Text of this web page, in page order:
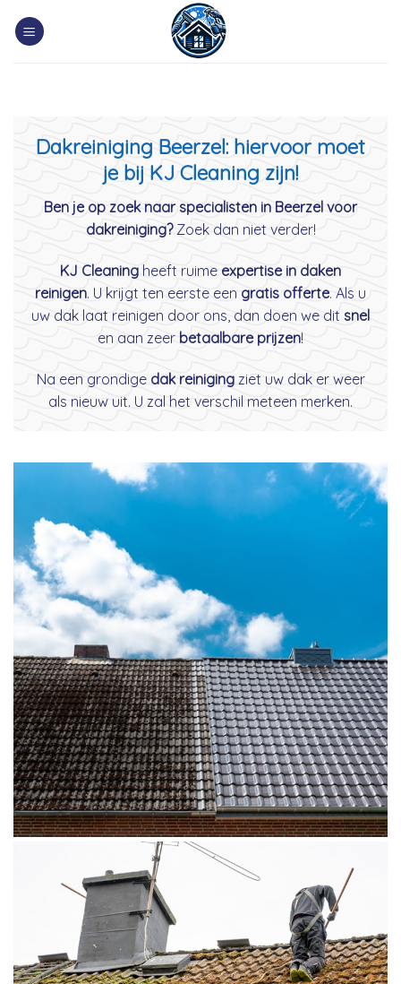
Dakreiniging Beerzel: hiervoor moet
je bij KJ Cleaning zijn!
Ben je op zoek naar specialisten in Beerzel voor
dakreiniging?Zoek dan niet verder!
KJ Cleaning heeft ruime expertise in daken
reinigen. U krijgt ten eerste een gratis offerte. Als u
uw dak laat reinigen door ons, dan doen we dit snel
en aan zeer betaalbare prijzen!
Na een grondige dak reinigingziet uw dak er weer
als nieuw uit. U zal het verschil meteen merken.